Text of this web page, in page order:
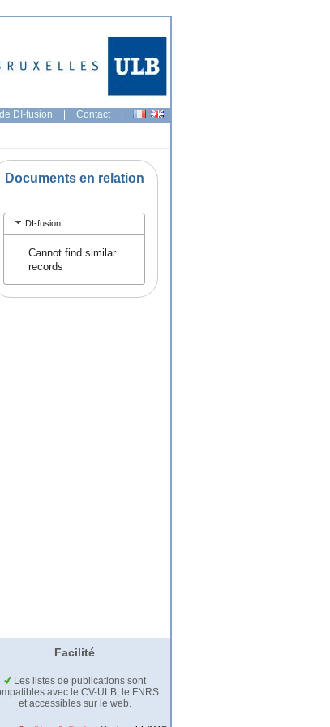
DI-fusion | Contact |
Documents en relation
DI-fusion
Cannot find similar
records
Facilité
Les listes de publications sont
avec le CV-ULB, le FNRS
et accessibles sur le web.